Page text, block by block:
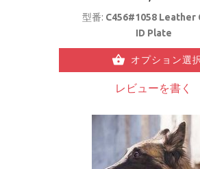
型番: C456#1058 Leather
ID Plate
オプション選
レビューを書く